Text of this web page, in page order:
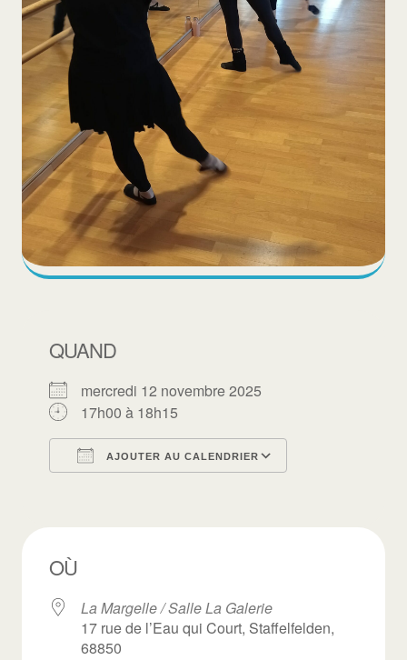
QUAND
mercredi 12 novembre 2025
17h00 à 18h15
AJOUTER AU CALENDRIER
OÙ
La Margelle / Salle La Galerie
17 rue de l’Eau qui Court, Staffelfelden,
68850